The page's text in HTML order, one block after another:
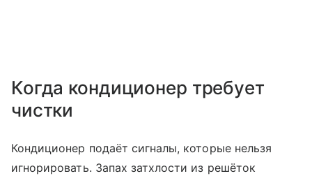
Когда кондиционер требует
чистки
Кондиционер подаёт сигналы, которые нельзя
игнорировать. Запах затхлости из решёток